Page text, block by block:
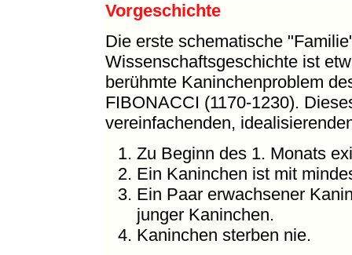
Vorgeschichte
Die erste schematische
Wissenschaftsgeschichte ist
berühmte Kaninchenproblem
FIBONACCI (1170-1230).
vereinfachenden,
Zu Beginn des 1. Monats
Ein Kaninchen ist mit
Ein Paar erwachsener
junger Kaninchen.
Kaninchen sterben nie.